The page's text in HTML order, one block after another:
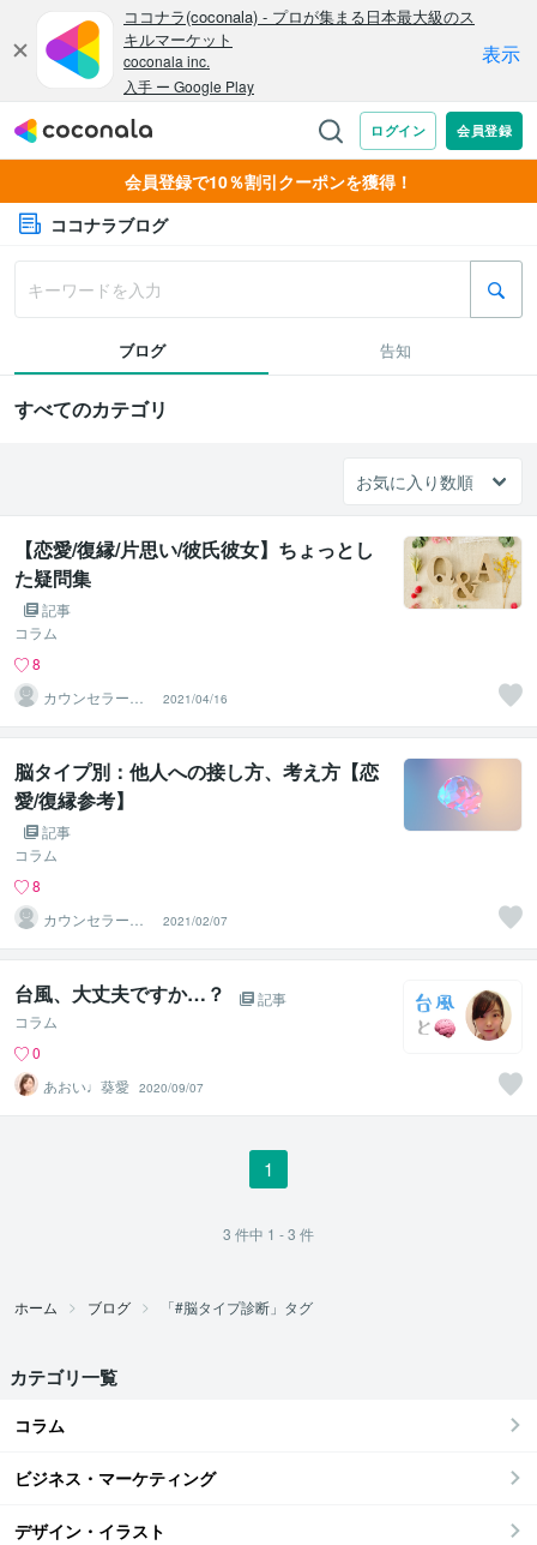
会員登録で10％割引クーポンを獲得！
ココナラブログ
ブログ 告知
すべてのカテゴリ
【恋愛/復縁/片思い/彼氏彼女】ちょっとし
た疑問集
記事
コラム
8
カウンセラー佐
藤愛
2021/04/16
脳タイプ別：他人への接し方、考え方【恋
愛/復縁参考】
記事
コラム
8
カウンセラー佐
藤愛
2021/02/07
台風、大丈夫ですか…？
記事
コラム
0
あおい♩葵愛 2020/09/07
1
3 件中 1 - 3 件
ホーム ブログ 「#脳タイプ診断」タグ
カテゴリ一覧
コラム
ビジネス・マーケティング
デザイン・イラスト